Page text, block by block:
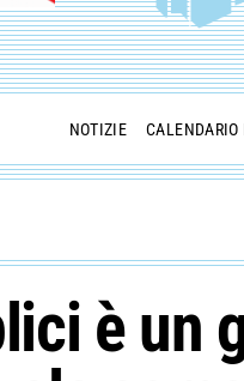
NOTIZIE CALENDARIO
è un